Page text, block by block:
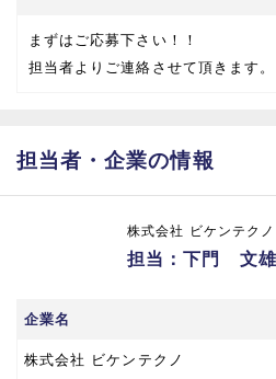
まずはご応募下さい！！
担当者よりご連絡させて頂きます。
担当者・企業の情報
株式会社 ビケンテクノ
担当：下門 文雄
企業名
株式会社 ビケンテクノ